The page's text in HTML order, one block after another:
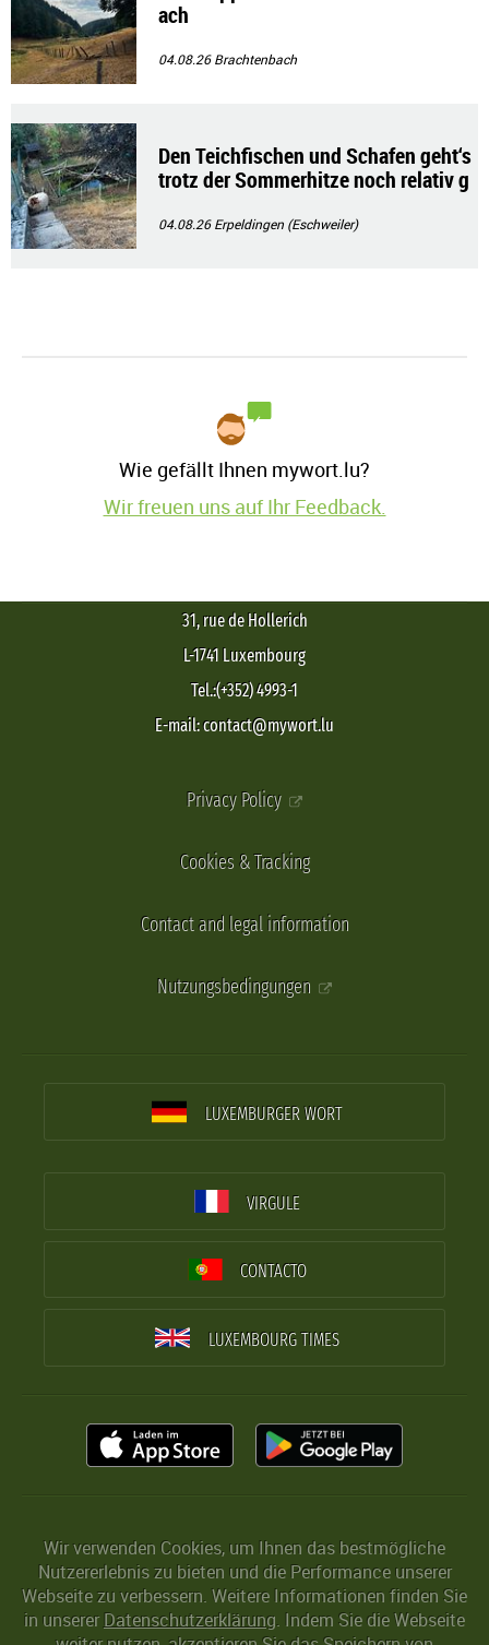
ach
04.08.26Brachtenbach
Den Teichfischen und Schafen geht‘s
trotz der Sommerhitze noch relativ g
04.08.26Erpeldingen (Eschweiler)
Wie gefällt Ihnen mywort.lu?
Wir freuen uns auf Ihr Feedback.
31, rue de Hollerich
L-1741 Luxembourg
Tel.:(+352) 4993-1
E-mail: contact@mywort.lu
Privacy Policy
Cookies & Tracking
Contact and legal information
Nutzungsbedingungen
LUXEMBURGER WORT
VIRGULE
CONTACTO
LUXEMBOURG TIMES
Wir verwenden Cookies, um Ihnen das bestmögliche
Nutzererlebnis zu bieten und die Performance unserer
Webseite zu verbessern. Weitere Informationen finden Sie
in unserer Datenschutzerklärung. Indem Sie die Webseite